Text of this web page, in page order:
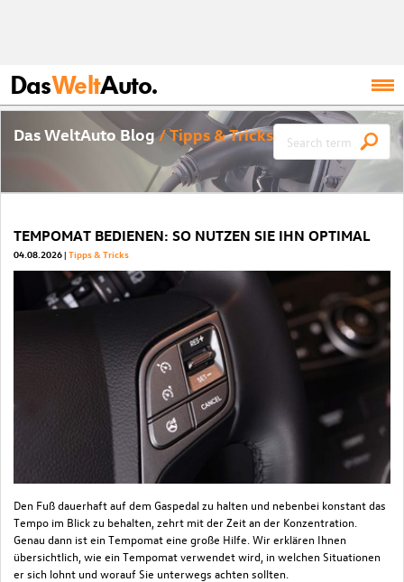
DasWeltAuto.
Das WeltAuto Blog/ Tipps & Tricks
TEMPOMAT BEDIENEN: SO NUTZEN SIE IHN OPTIMAL
04.08.2026 Tipps & Tricks
Den Fuß dauerhaft auf dem Gaspedal zu halten und nebenbei konstant das
Tempo im Blick zu behalten, zehrt mit der Zeit an der Konzentration.
Genau dann ist ein Tempomat eine große Hilfe. Wir erklären Ihnen
übersichtlich, wie ein Tempomat verwendet wird, in welchen Situationen
er sich lohnt und worauf Sie unterwegs achten sollten.